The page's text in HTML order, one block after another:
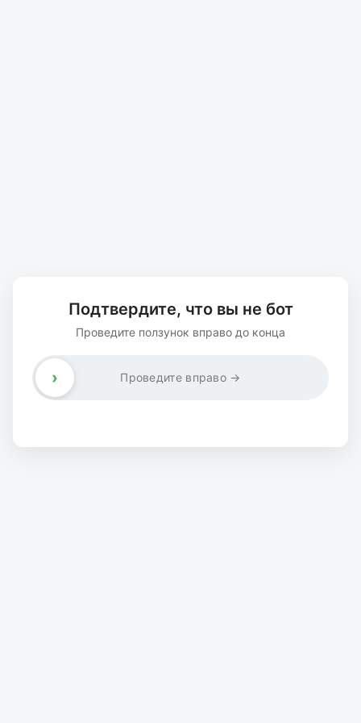
Подтвердите, что вы не бот
Проведите ползунок вправо до конца
Проведите вправо →
›